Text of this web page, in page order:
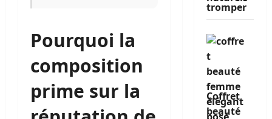
Pourquoi la
composition
prime sur la
tromper
Coffret
beauté